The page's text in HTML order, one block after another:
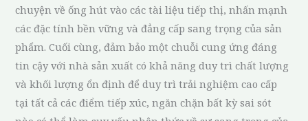
chuyện về ống hút vào các tài liệu tiếp thị, nhấn mạnh
các đặc tính bền vững và đẳng cấp sang trọng của sản
phẩm. Cuối cùng, đảm bảo một chuỗi cung ứng đáng
tin cậy với nhà sản xuất có khả năng duy trì chất lượng
và khối lượng ổn định để duy trì trải nghiệm cao cấp
tại tất cả các điểm tiếp xúc, ngăn chặn bất kỳ sai sót